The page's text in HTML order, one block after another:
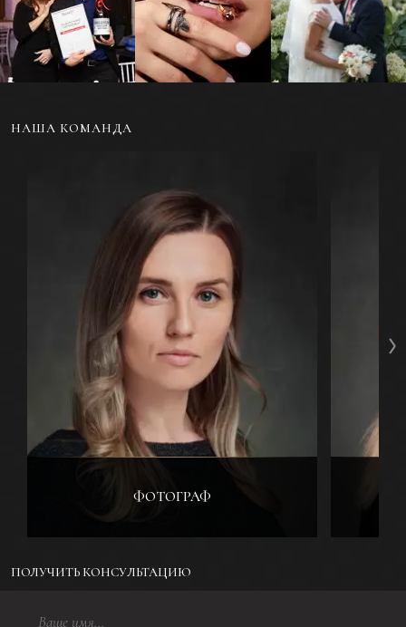
НАША КОМАНДА
ФОТОГРАФ
ПОЛУЧИТЬ КОНСУЛЬТАЦИЮ